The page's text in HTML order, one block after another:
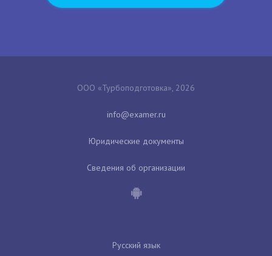
ООО «Турбоподготовка», 2026
Юридические документы
Сведения об организации
Русский язык